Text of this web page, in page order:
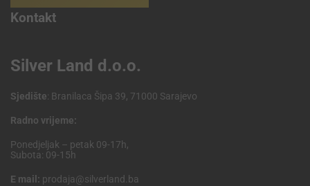
Kontakt
Silver Land d.o.o.
Sjedište: Branilaca Šipa 39, 71000 Sarajevo
Radno vrijeme:
Ponedjeljak – petak 09-17h,
Subota: 09-15h
E mail: prodaja@silverland.ba